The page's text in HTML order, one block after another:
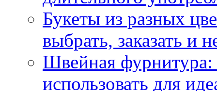
Букеты из разных
выбрать, заказать и
Швейная фурнитура:
использовать для